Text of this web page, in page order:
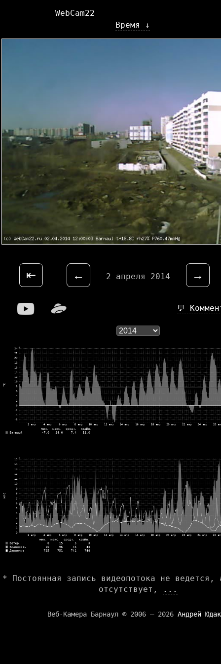
Время ↓
WebCam22
⇤ ← 2 апреля 2014 →
💬
* Постоянная запись видеопотока не ведется,
отсутствует,
...
Веб-Камера Барнаул © 2006 — 2026 Андрей